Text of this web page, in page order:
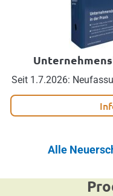
Seit 1.7.2026:
Alle